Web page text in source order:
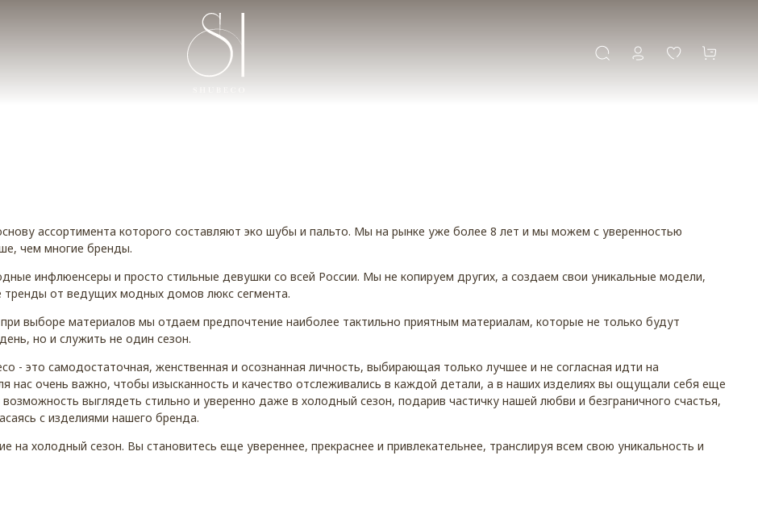
ассортимента которого составляют эко шубы и пальто. Мы на рынке уже более 8 лет и мы можем с уверенностью
чем многие бренды.
инфлюенсеры и просто стильные девушки со всей России. Мы не копируем других, а создаем свои уникальные модели,
тренды от ведущих модных домов люкс сегмента.
выборе материалов мы отдаем предпочтение наиболее тактильно приятным материалам, которые не только будут
но и служить не один сезон.
- это самодостаточная, женственная и осознанная личность, выбирающая только лучшее и не согласная идти на
нас очень важно, чтобы изысканность и качество отслеживались в каждой детали, а в наших изделиях вы ощущали себя еще
выглядеть стильно и уверенно даже в холодный сезон, подарив частичку нашей любви и безграничного счастья,
с изделиями нашего бренда.
на холодный сезон. Вы становитесь еще увереннее, прекраснее и привлекательнее, транслируя всем свою уникальность и